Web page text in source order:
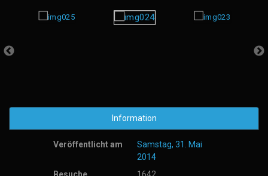
Information
Veröffentlicht am
Samstag, 31. Mai
2014
Besuche
1642